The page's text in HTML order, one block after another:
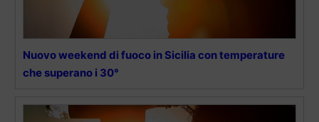
Nuovo weekend di fuoco in Sicilia con temperature
che superano i 30°